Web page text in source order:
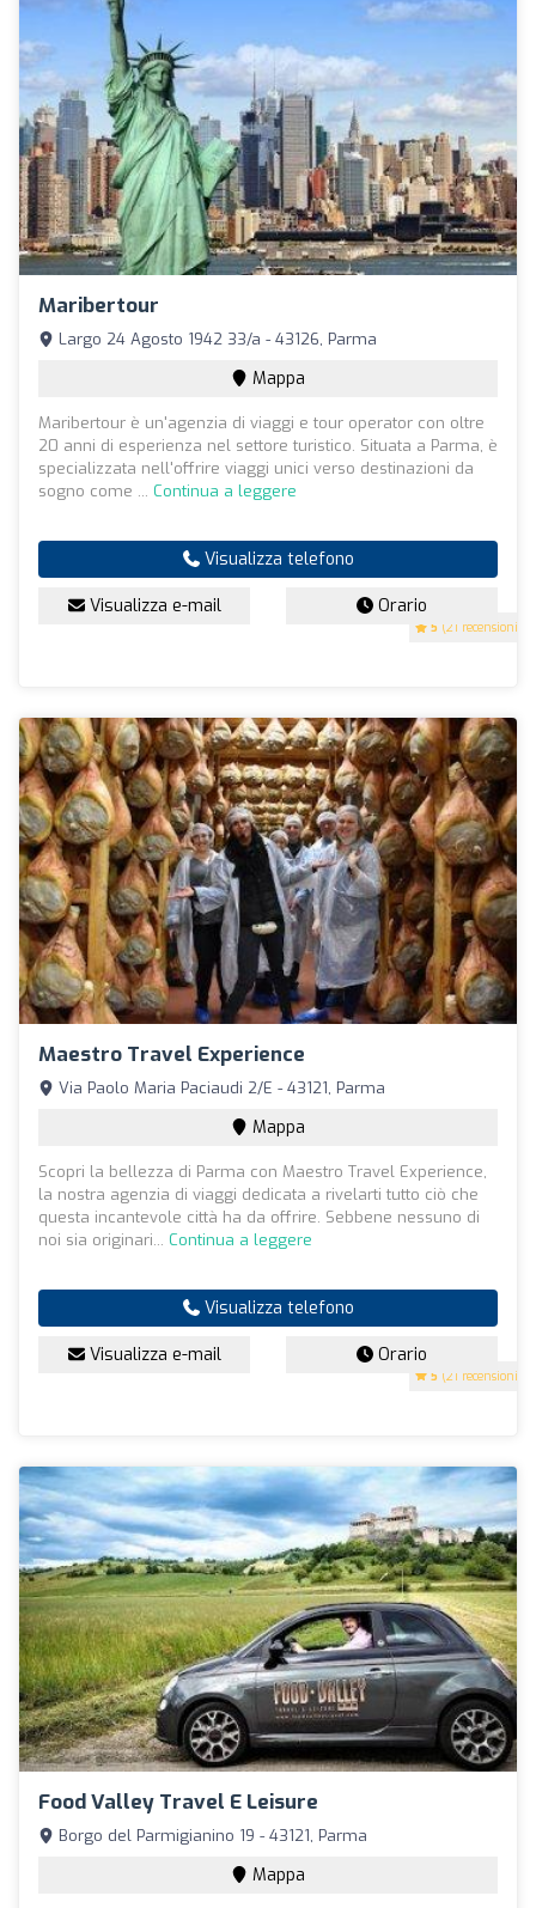
Maribertour
5 (21 recensioni)
Largo 24 Agosto 1942 33/a - 43126, Parma
Mappa
Maribertour è un'agenzia di viaggi e tour operator con oltre
20 anni di esperienza nel settore turistico. Situata a Parma, è
specializzata nell'offrire viaggi unici verso destinazioni da
sogno come ... Continua a leggere
Visualizza telefono
Visualizza e-mail Orario
Maestro Travel Experience
5 (21 recensioni)
Via Paolo Maria Paciaudi 2/E - 43121, Parma
Mappa
Scopri la bellezza di Parma con Maestro Travel Experience,
la nostra agenzia di viaggi dedicata a rivelarti tutto ciò che
questa incantevole città ha da offrire. Sebbene nessuno di
noi sia originari... Continua a leggere
Visualizza telefono
Visualizza e-mail Orario
Food Valley Travel E Leisure
Borgo del Parmigianino 19 - 43121, Parma
Mappa